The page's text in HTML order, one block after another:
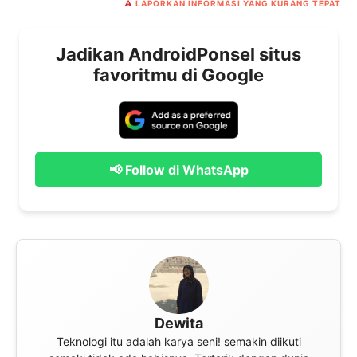
⚠️ LAPORKAN INFORMASI YANG KURANG TEPAT
Jadikan AndroidPonsel situs
favoritmu di Google
📢 Follow di WhatsApp
Dewita
Teknologi itu adalah karya seni! semakin diikuti